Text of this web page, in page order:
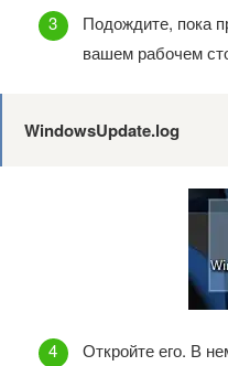
Подождите, пока
вашем рабочем
WindowsUpdate.log
Откройте его. В